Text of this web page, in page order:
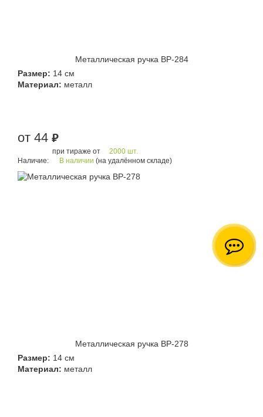
Металлическая ручка BP-284
Размер: 14 см
Материал: металл
от 44 руб.
при тираже от
2000 шт.
Наличие:
В наличии (на удалённом складе)
Металлическая ручка BP-278
Размер: 14 см
Материал: металл